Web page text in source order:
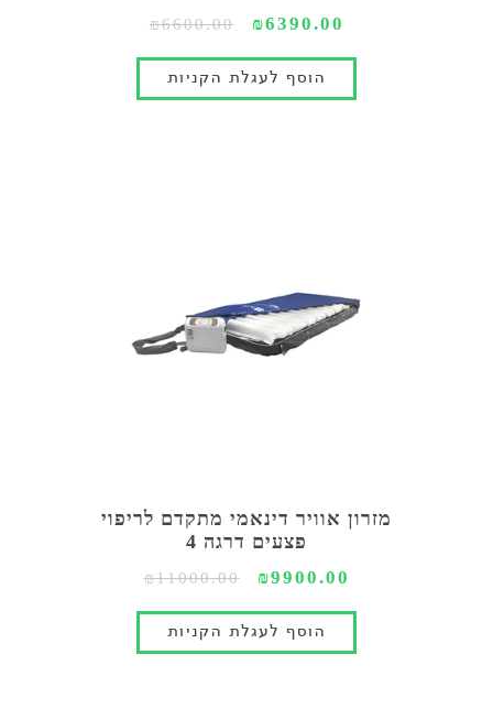
₪6390.00
₪6600.00
מזרון אוויר דינאמי מתקדם לריפוי
פצעים דרגה 4
₪9900.00
₪11000.00